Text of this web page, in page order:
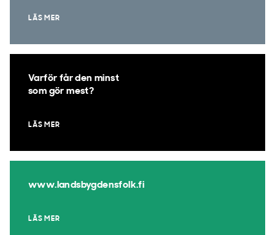
LÄS MER
Varför får den minst
som gör mest?
LÄS MER
www.landsbygdensfolk.fi
LÄS MER